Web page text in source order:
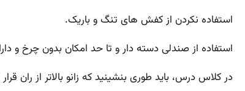
استفاده نکردن از کفش های تنگ و باریک.
استفاده از صندلی دسته دار و تا حد امکان بدون چرخ و
در کلاس درس، باید طوری بنشینید که زانو بالاتر از ران